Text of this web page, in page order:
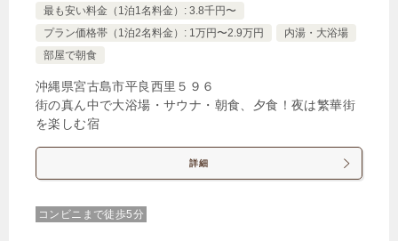
最も安い料金（1泊1名料金）: 3.8千円〜
プラン価格帯（1泊2名料金）: 1万円〜2.9万円
内湯・大浴場
部屋で朝食
沖縄県宮古島市平良西里５９６
街の真ん中で大浴場・サウナ・朝食、夕食！夜は繁華街
を楽しむ宿
詳細
コンビニまで徒歩5分